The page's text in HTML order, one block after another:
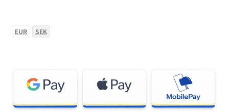
EUR SEK